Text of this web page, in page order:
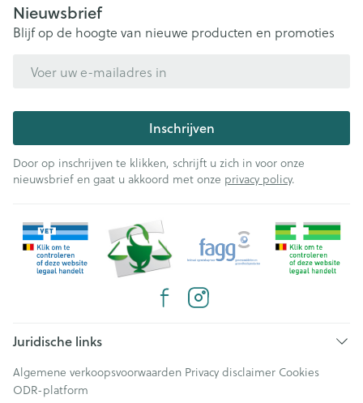
Nieuwsbrief
Blijf op de hoogte van nieuwe producten en promoties
Inschrijven
Door op inschrijven te klikken, schrijft u zich in voor onze
nieuwsbrief en gaat u akkoord met onze privacy policy.
Juridische links
Algemene verkoopsvoorwaarden Privacy disclaimer Cookies
ODR-platform